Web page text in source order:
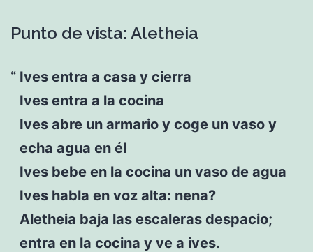
Punto de vista: Aletheia
Ives entra a casa y cierra
Ives entra a la cocina
Ives abre un armario y coge un vaso y
echa agua en él
Ives bebe en la cocina un vaso de agua
Ives habla en voz alta: nena?
Aletheia baja las escaleras despacio;
entra en la cocina y ve a ives.